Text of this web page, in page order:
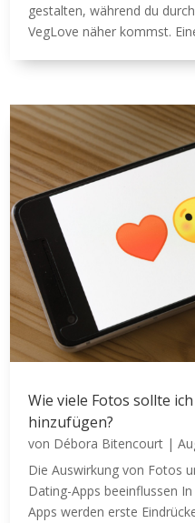
gestalten, während du
VegLove näher kommst.
Wie viele Fotos sollte
hinzufügen?
von Débora Bitencourt |
Die Auswirkung von Fotos
Dating-Apps beeinflussen
Apps werden erste